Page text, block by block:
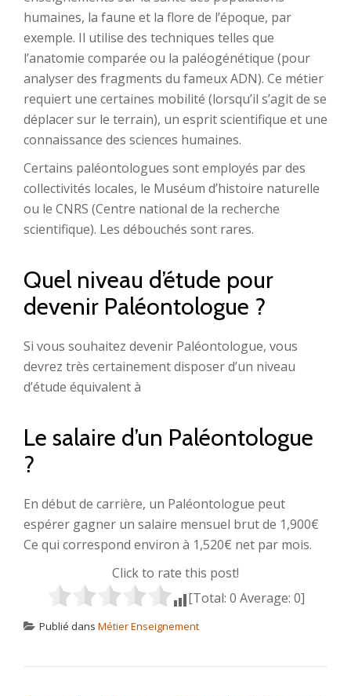
humaines, la faune et la flore de l’époque, par
exemple. Il utilise des techniques telles que
l’anatomie comparée ou la paléogénétique (pour
analyser des fragments du fameux ADN). Ce métier
requiert une certaines mobilité (lorsqu’il s’agit de se
déplacer sur le terrain), un esprit scientifique et une
connaissance des sciences humaines.
Certains paléontologues sont employés par des
collectivités locales, le Muséum d’histoire naturelle
ou le CNRS (Centre national de la recherche
scientifique). Les débouchés sont rares.
Quel niveau d’étude pour
devenir Paléontologue ?
Si vous souhaitez devenir Paléontologue, vous
devrez très certainement disposer d’un niveau
d’étude équivalent à
Le salaire d’un Paléontologue
?
En début de carrière, un Paléontologue peut
espérer gagner un salaire mensuel brut de 1,900€
Ce qui correspond environ à 1,520€ net par mois.
Click to rate this post!
[Total: 0 Average: 0]
Publié dans Métier Enseignement